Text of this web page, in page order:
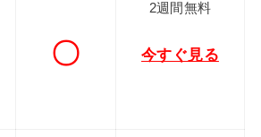
〇
2週間無料
今すぐ見る